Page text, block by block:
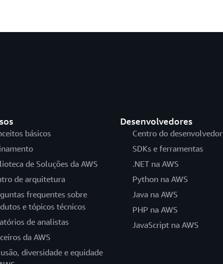
básicos
de Soluções da AWS
de arquitetura
frequentes sobre
e tópicos técnicos
de analistas
da AWS
diversidade e equidade
Desenvolvedores
Centro do desenvolvedor
SDKs e ferramentas
.NET na AWS
Python na AWS
Java na AWS
PHP na AWS
JavaScript na AWS